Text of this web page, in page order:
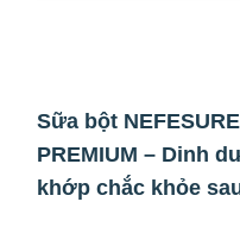
Sữa bột
PREMIUM – Dinh
khớp chắc khỏe